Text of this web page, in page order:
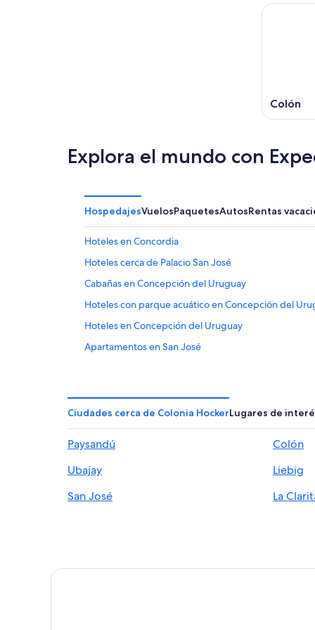
9
ago
14
ago
16
ago
Colón
Explora el mundo con
HospedajesVuelosPaquetesAutosRentas
Hoteles en Concordia
Hoteles cerca de Palacio San José
Cabañas en Concepción del Uruguay
Hoteles con parque acuático en Concepción del
Hoteles en Concepción del Uruguay
Apartamentos en San José
Cabañas en Villa Elisa
Hoteles 3 estrellas en Isla del puerto
Hoteles 3 estrellas en Colón
Apart-Hoteles en Colón
Casas de huéspedes en Colón
Ciudades cerca de Colonia HockerLugares de
Paysandú Colón
Ubajay
Liebig
San José
La